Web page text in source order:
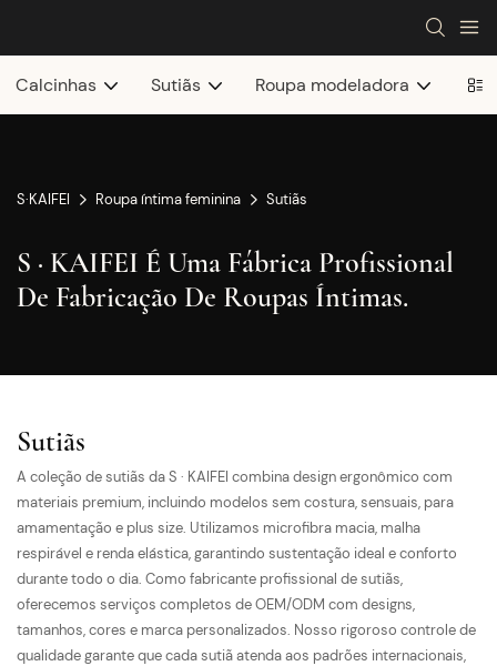
Calcinhas Sutiãs Roupa modeladora
S·KAIFEI Roupa íntima feminina Sutiãs
S · KAIFEI É Uma Fábrica Profissional
De Fabricação De Roupas Íntimas.
Sutiãs
A coleção de sutiãs da S · KAIFEI combina design ergonômico com
materiais premium, incluindo modelos sem costura, sensuais, para
amamentação e plus size. Utilizamos microfibra macia, malha
respirável e renda elástica, garantindo sustentação ideal e conforto
durante todo o dia. Como fabricante profissional de sutiãs,
oferecemos serviços completos de OEM/ODM com designs,
tamanhos, cores e marca personalizados. Nosso rigoroso controle de
qualidade garante que cada sutiã atenda aos padrões internacionais,